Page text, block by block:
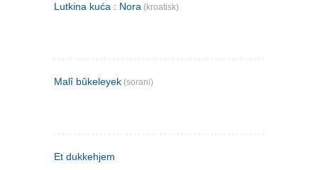
Lutkina kuća : Nora (kroatisk)
Malî bûkeleyek (sorani)
Et dukkehjem